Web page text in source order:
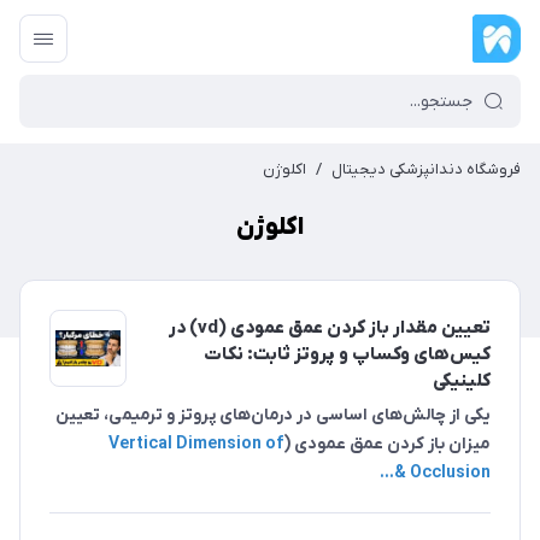
فروشگاه دندانپزشکی دیجیتال / اکلوژن
اکلوژن
تعیین مقدار باز کردن عمق عمودی (vd) در
کیس‌های وکساپ و پروتز ثابت: نکات
کلینیکی
یکی از چالش‌های اساسی در درمان‌های پروتز و ترمیمی، تعیین
میزان باز کردن عمق عمودی (Vertical Dimension of
Occlusion &...